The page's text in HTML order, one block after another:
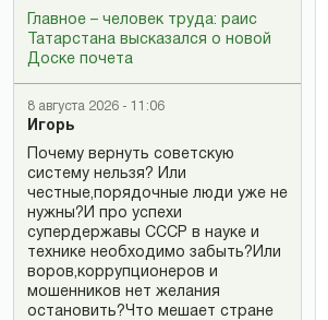
Главное – человек труда: раис
Татарстана высказался о новой
Доске почета
8 августа 2026 - 11:06
Игорь
Почему вернуть советскую
систему нельзя? Или
честные,порядочные люди уже не
нужны?И про успехи
супердержавы СССР в науке и
технике необходимо забыть?Или
воров,коррупционеров и
мошенников нет желания
остановить?Что мешает стране